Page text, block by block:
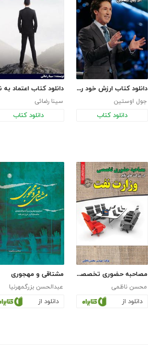
دانلود کتاب ارزش خود را بدانید
جول اوستین
دانلود کتاب
سینا رضائی
دانلود کتاب
مصاحبه حضوری تخصصی در شرکت‌های تابع وزارت نفت
محسن ناظمی
دانلود از
مشتاقی و مهجوری
عبدالحسن بزرگمهرنیا
دانلود از